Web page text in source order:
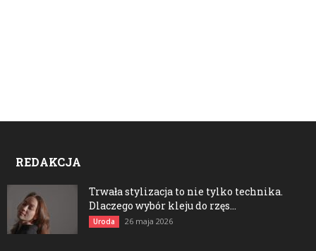
REDAKCJA
Trwała stylizacja to nie tylko technika.
Dlaczego wybór kleju do rzęs...
Uroda 26 maja 2026